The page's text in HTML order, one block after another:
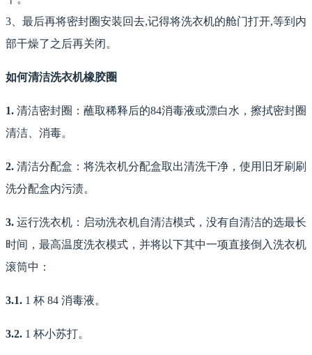
3、最后再将密封圈安装回去,记得将洗衣机的舱门打开,等到内
部干燥了之后再关闭。
如何清洁洗衣机橡胶圈
1. 清洁密封圈：蘸取稀释后的84消毒液或漂白水，擦拭密封圈
清洁、消毒。
2. 清洁分配盒：将洗衣机分配盒取出清洗干净，使用旧牙刷刷
洗分配盒内污渍。
3. 运行洗衣机：启动洗衣机自清洁模式，没有自清洁的选最长
时间，最高温度洗衣模式，并将以下其中一项直接倒入洗衣机
滚筒中：
3.1. 1 杯 84 消毒液。
3.2. 1 杯小苏打。